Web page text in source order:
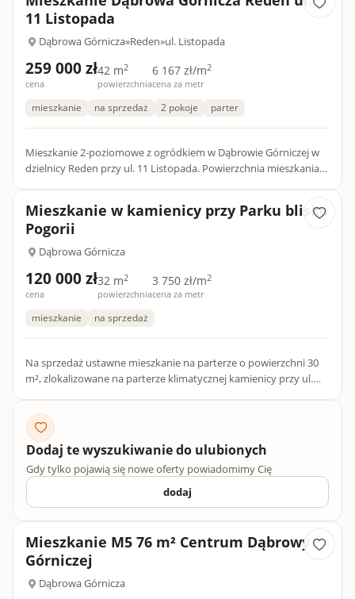
11 Listopada
Dąbrowa Górnicza»Reden»ul. Listopada
259 000 zł
cena
42 m2
powierzchnia
6 167 zł/m2
cena za metr
mieszkanie na sprzedaż 2 pokoje parter
Mieszkanie 2-poziomowe z ogródkiem w Dąbrowie Górniczej w
dzielnicy Reden przy ul. 11 Listopada. Powierzchnia mieszkania
Mieszkanie w kamienicy przy Parku blisko
Pogorii
Dąbrowa Górnicza
120 000 zł
cena
32 m2
powierzchnia
3 750 zł/m2
cena za metr
mieszkanie na sprzedaż
Na sprzedaż ustawne mieszkanie na parterze o powierzchni 30
m², zlokalizowane na parterze klimatycznej kamienicy przy ul.
Dodaj te wyszukiwanie do ulubionych
Gdy tylko pojawią się nowe oferty powiadomimy Cię
dodaj
Mieszkanie M5 76 m² Centrum Dąbrowy
Górniczej
Dąbrowa Górnicza